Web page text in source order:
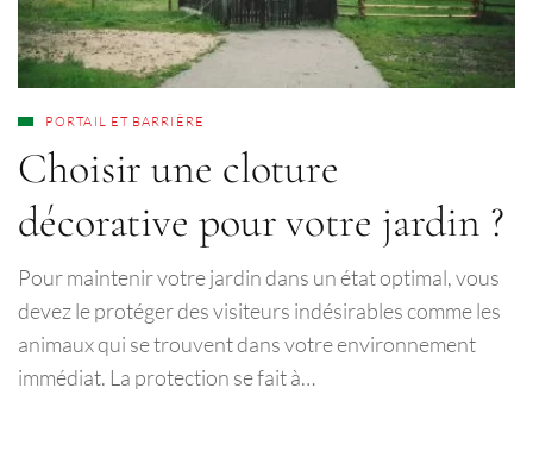
PORTAIL ET BARRIÈRE
Choisir une cloture
décorative pour votre jardin ?
Pour maintenir votre jardin dans un état optimal, vous
devez le protéger des visiteurs indésirables comme les
animaux qui se trouvent dans votre environnement
immédiat. La protection se fait à…